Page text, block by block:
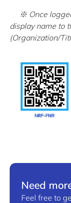
※ Once
display name
(Organization/
Need
Feel free to